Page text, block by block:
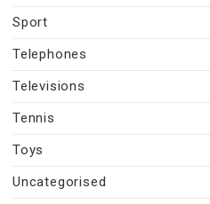
Sport
Telephones
Televisions
Tennis
Toys
Uncategorised